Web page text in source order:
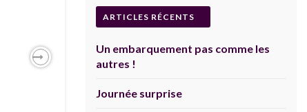
ARTICLES RÉCENTS
Un embarquement pas comme les
autres !
Journée surprise